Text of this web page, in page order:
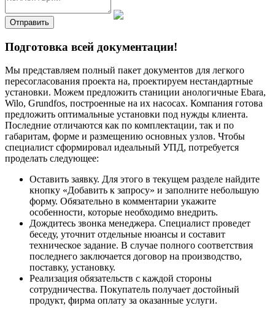
Подготовка всей документации!
Мы представляем полный пакет документов для легкого
пересогласования проекта на, проектируем нестандартные
установки. Можем предложить станиции анологичные Ebara,
Wilo, Grundfos, построенные на их насосах. Компания готова
предложить оптимальные установки под нужды клиента.
Последние отличаются как по комплектации, так и по
габаритам, форме и размещению основных узлов. Чтобы
специалист сформировал идеальный УПД, потребуется
проделать следующее:
Оставить заявку. Для этого в текущем разделе найдите
кнопку «Добавить к запросу» и заполните небольшую
форму. Обязательно в комментарии укажите
особенности, которые необходимо внедрить.
Дождитесь звонка менеджера. Специалист проведет
беседу, уточнит отдельные нюансы и составит
техническое задание. В случае полного соответствия
последнего заключается договор на производство,
поставку, установку.
Реализация обязательств с каждой стороны
сотрудничества. Покупатель получает достойный
продукт, фирма оплату за оказанные услуги.